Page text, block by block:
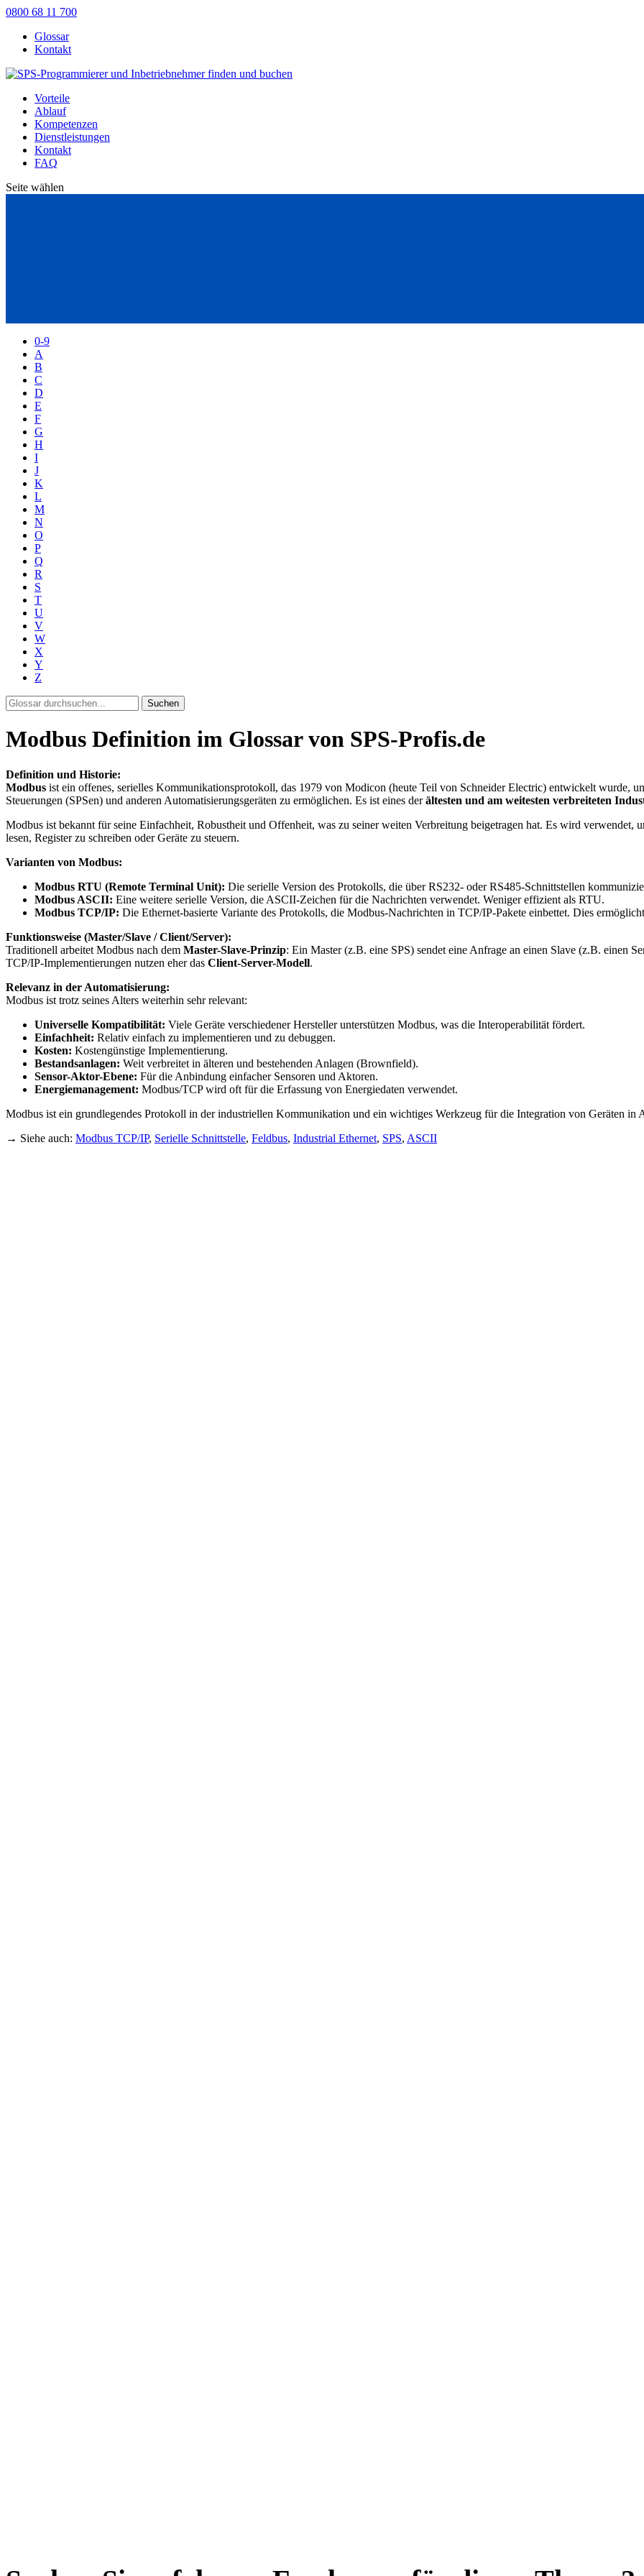
0800 68 11 700
Glossar
Kontakt
Vorteile
Ablauf
Kompetenzen
Dienstleistungen
Kontakt
FAQ
Seite wählen
0-9
A
B
C
D
E
F
G
H
I
J
K
L
M
N
O
P
Q
R
S
T
U
V
W
X
Y
Z
Suchen
Modbus Definition im Glossar von SPS-Profis.de
Definition und Historie:
Modbus ist ein offenes, serielles Kommunikationsprotokoll, das 1979 von Modicon (heute Teil von Schneider Electric) entwickelt wurde,
Steuerungen (SPSen) und anderen Automatisierungsgeräten zu ermöglichen. Es ist eines derältesten und am weitesten verbreiteten
Modbus ist bekannt für seine Einfachheit, Robustheit und Offenheit, was zu seiner weiten Verbreitung beigetragen hat. Es wird verwendet,
lesen, Register zu schreiben oder Geräte zu steuern.
Varianten von Modbus:
Modbus RTU (Remote Terminal Unit): Die serielle Version des Protokolls, die über RS232- oder RS485-Schnittstellen
Modbus ASCII: Eine weitere serielle Version, die ASCII-Zeichen für die Nachrichten verwendet. Weniger effizient als RTU.
Modbus TCP/IP: Die Ethernet-basierte Variante des Protokolls, die Modbus-Nachrichten in TCP/IP-Pakete einbettet. Dies
Funktionsweise (Master/Slave / Client/Server):
Traditionell arbeitet Modbus nach dem Master-Slave-Prinzip: Ein Master (z.B. eine SPS) sendet eine Anfrage an einen Slave (z.B. einen
TCP/IP-Implementierungen nutzen eher das Client-Server-Modell.
Relevanz in der Automatisierung:
Modbus ist trotz seines Alters weiterhin sehr relevant:
Universelle Kompatibilität: Viele Geräte verschiedener Hersteller unterstützen Modbus, was die Interoperabilität fördert.
Einfachheit: Relativ einfach zu implementieren und zu debuggen.
Kosten: Kostengünstige Implementierung.
Bestandsanlagen: Weit verbreitet in älteren und bestehenden Anlagen (Brownfield).
Sensor-Aktor-Ebene: Für die Anbindung einfacher Sensoren und Aktoren.
Energiemanagement: Modbus/TCP wird oft für die Erfassung von Energiedaten verwendet.
Modbus ist ein grundlegendes Protokoll in der industriellen Kommunikation und ein wichtiges Werkzeug für die Integration von Geräten in
→ Siehe auch: Modbus TCP/IP, Serielle Schnittstelle, Feldbus, Industrial Ethernet, SPS, ASCII